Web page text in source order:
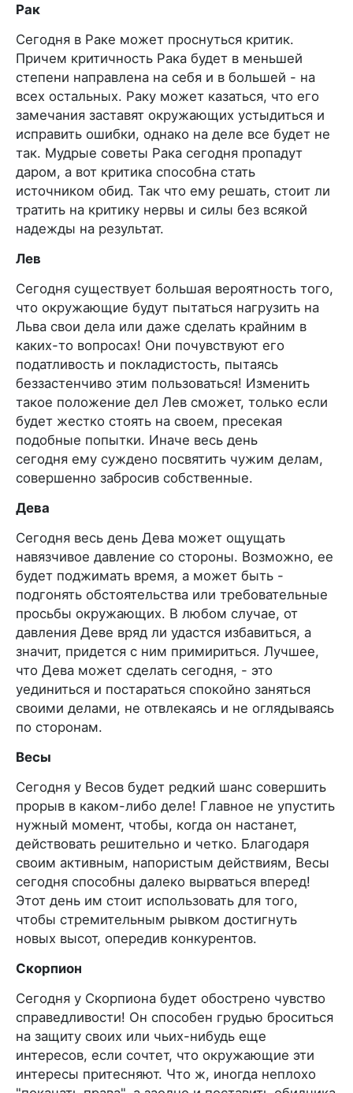
Рак
Сегодня в Раке может проснуться критик.
Причем критичность Рака будет в меньшей
степени направлена на себя и в большей - на
всех остальных. Раку может казаться, что его
замечания заставят окружающих устыдиться и
исправить ошибки, однако на деле все будет не
так. Мудрые советы Рака сегодня пропадут
даром, а вот критика способна стать
источником обид. Так что ему решать, стоит ли
тратить на критику нервы и силы без всякой
надежды на результат.
Лев
Сегодня существует большая вероятность того,
что окружающие будут пытаться нагрузить на
Льва свои дела или даже сделать крайним в
каких-то вопросах! Они почувствуют его
податливость и покладистость, пытаясь
беззастенчиво этим пользоваться! Изменить
такое положение дел Лев сможет, только если
будет жестко стоять на своем, пресекая
подобные попытки. Иначе весь день
сегодня ему суждено посвятить чужим делам,
совершенно забросив собственные.
Дева
Сегодня весь день Дева может ощущать
навязчивое давление со стороны. Возможно, ее
будет поджимать время, а может быть -
подгонять обстоятельства или требовательные
просьбы окружающих. В любом случае, от
давления Деве вряд ли удастся избавиться, а
значит, придется с ним примириться. Лучшее,
что Дева может сделать сегодня, - это
уединиться и постараться спокойно заняться
своими делами, не отвлекаясь и не оглядываясь
по сторонам.
Весы
Сегодня у Весов будет редкий шанс совершить
прорыв в каком-либо деле! Главное не упустить
нужный момент, чтобы, когда он настанет,
действовать решительно и четко. Благодаря
своим активным, напористым действиям, Весы
сегодня способны далеко вырваться вперед!
Этот день им стоит использовать для того,
чтобы стремительным рывком достигнуть
новых высот, опередив конкурентов.
Скорпион
Сегодня у Скорпиона будет обострено чувство
справедливости! Он способен грудью броситься
на защиту своих или чьих-нибудь еще
интересов, если сочтет, что окружающие эти
интересы притесняют. Что ж, иногда неплохо